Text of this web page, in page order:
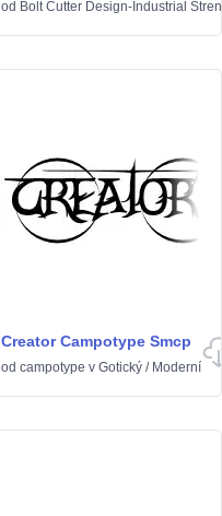
od Bolt Cutter Design-Industrial
Creator Campotype Smcp
od campotype v Gotický / Moderní